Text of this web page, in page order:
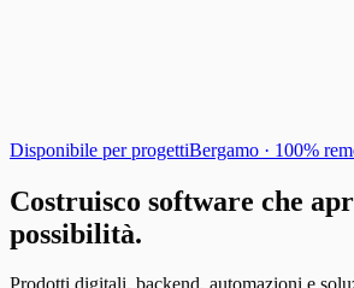
Disponibile per progettiBergamo · 100%
Costruisco software che
possibilità.